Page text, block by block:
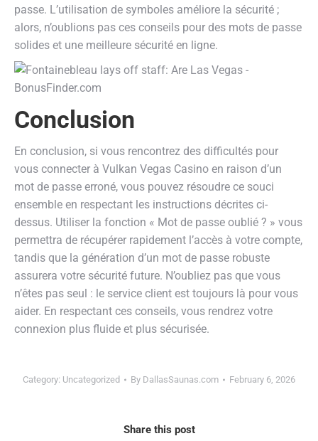
passe. L’utilisation de symboles améliore la sécurité ;
alors, n’oublions pas ces conseils pour des mots de passe
solides et une meilleure sécurité en ligne.
Conclusion
En conclusion, si vous rencontrez des difficultés pour
vous connecter à Vulkan Vegas Casino en raison d’un
mot de passe erroné, vous pouvez résoudre ce souci
ensemble en respectant les instructions décrites ci-
dessus. Utiliser la fonction « Mot de passe oublié ? » vous
permettra de récupérer rapidement l’accès à votre compte,
tandis que la génération d’un mot de passe robuste
assurera votre sécurité future. N’oubliez pas que vous
n’êtes pas seul : le service client est toujours là pour vous
aider. En respectant ces conseils, vous rendrez votre
connexion plus fluide et plus sécurisée.
Category: Uncategorized By DallasSaunas.com February 6, 2026
Share this post